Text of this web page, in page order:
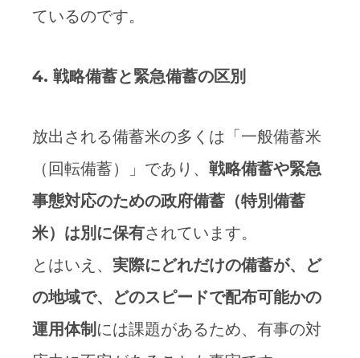
ているのです。
4. 戦略備蓄と緊急備蓄の区別
放出される備蓄米の多くは「一般備蓄米
（回転備蓄）」であり、 戦略備蓄や緊急
事態対応のための政府備蓄（特別備蓄
米）は別に保有されています。
とはいえ、 実際にどれだけの備蓄が、ど
の地域で、どのスピードで配布可能かの
運用体制 には課題があるため、有事の対